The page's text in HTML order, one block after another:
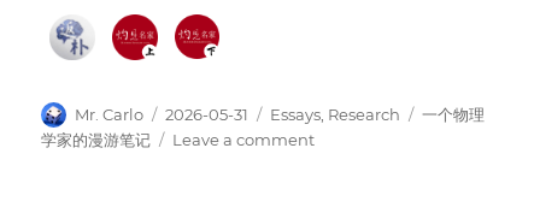
Author
Mr. Carlo
Posted
on
2026-05-31 Categories
Essays Research Tags
一个物理
学家的漫游笔记
Leave a commenton